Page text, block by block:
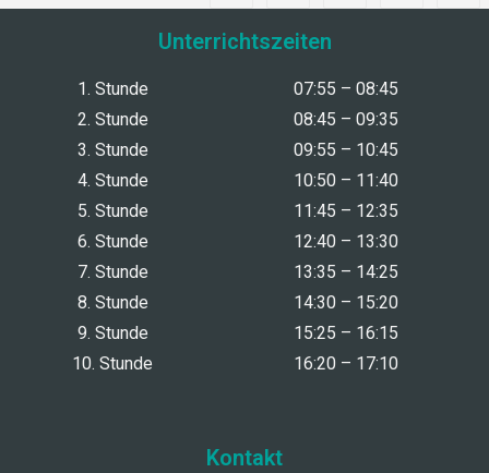
Unterrichtszeiten
1. Stunde
07:55 – 08:45
2. Stunde
08:45 – 09:35
3. Stunde
09:55 – 10:45
4. Stunde
10:50 – 11:40
5. Stunde
11:45 – 12:35
6. Stunde
12:40 – 13:30
7. Stunde
13:35 – 14:25
8. Stunde
14:30 – 15:20
9. Stunde
15:25 – 16:15
10. Stunde
16:20 – 17:10
Kontakt